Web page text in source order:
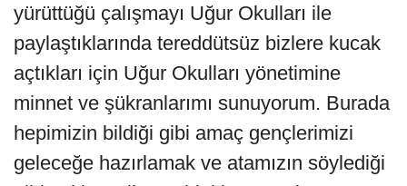
yürüttüğü çalışmayı Uğur Okulları ile
paylaştıklarında tereddütsüz bizlere kucak
açtıkları için Uğur Okulları yönetimine
minnet ve şükranlarımı sunuyorum. Burada
hepimizin bildiği gibi amaç gençlerimizi
geleceğe hazırlamak ve atamızın söylediği